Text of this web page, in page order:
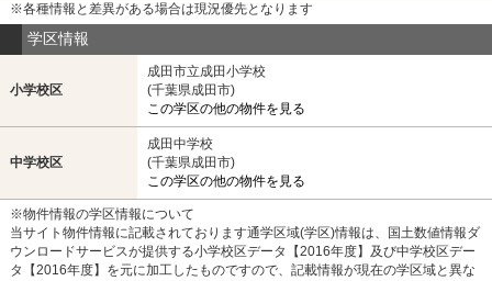
※各種情報と差異がある場合は現況優先となります
学区情報
小学校区
成田市立成田小学校
(千葉県成田市)
この学区の他の物件を見る
中学校区
成田中学校
(千葉県成田市)
この学区の他の物件を見る
※物件情報の学区情報について
当サイト物件情報に記載されております通学区域(学区)情報は、国土数値情報ダ
ウンロードサービスが提供する小学校区データ【2016年度】及び中学校区デー
タ【2016年度】を元に加工したものですので、記載情報が現在の学区域と異な